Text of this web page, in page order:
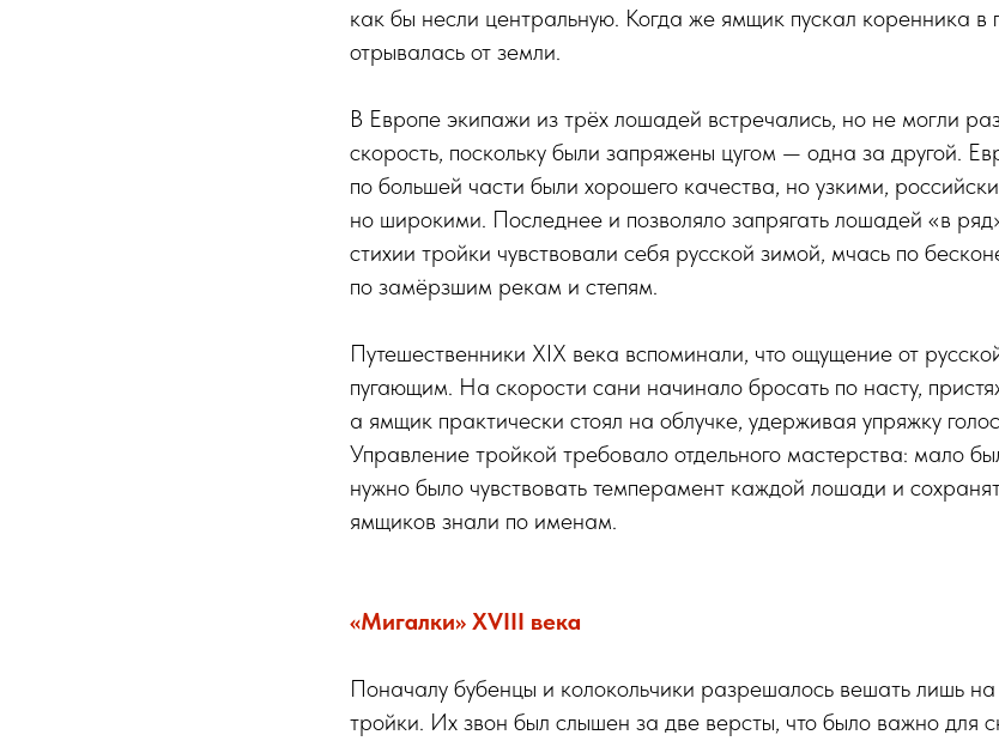
как бы несли центральную. Когда же ямщик пускал коренника в
отрывалась от земли.
В Европе экипажи из трёх лошадей встречались, но не могли
скорость, поскольку были запряжены цугом — одна за другой.
по большей части были хорошего качества, но узкими,
но широкими. Последнее и позволяло запрягать лошадей «в
стихии тройки чувствовали себя русской зимой, мчась по
по замёрзшим рекам и степям.
Путешественники XIX века вспоминали, что ощущение от
пугающим. На скорости сани начинало бросать по насту,
а ямщик практически стоял на облучке, удерживая упряжку
Управление тройкой требовало отдельного мастерства: мало
нужно было чувствовать темперамент каждой лошади и
ямщиков знали по именам.
«Мигалки» XVIII века
Поначалу бубенцы и колокольчики разрешалось вешать лишь
тройки. Их звон был слышен за две версты, что было важно для